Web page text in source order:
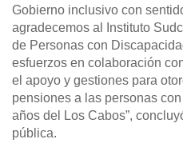
Gobierno inclusivo con
agradecemos al Instituto
de Personas con
esfuerzos en colaboración
el apoyo y gestiones para
pensiones a las personas
años del Los Cabos”,
pública.